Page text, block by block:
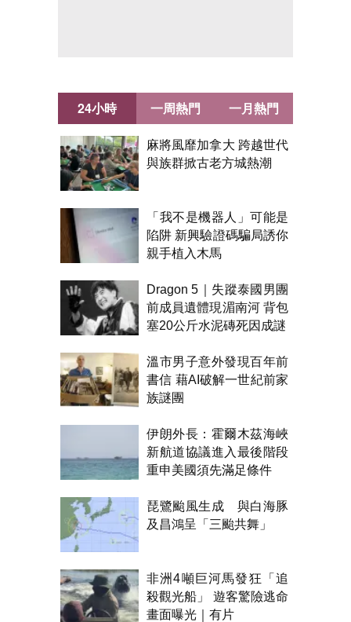
24小時
麻將風靡加拿大 跨越世代
與族群掀古老方城熱潮
「我不是機器人」可能是
陷阱 新興驗證碼騙局誘你
親手植入木馬
Dragon 5｜失蹤泰國男團
前成員遺體現湄南河 背包
塞20公斤水泥磚死因成謎
溫市男子意外發現百年前
書信 藉AI破解一世紀前家
族謎團
伊朗外長：霍爾木茲海峽
新航道協議進入最後階段
重申美國須先滿足條件
琵鷺颱風生成 與白海豚
及昌鴻呈「三颱共舞」
非洲4噸巨河馬發狂「追
殺觀光船」 遊客驚險逃命
畫面曝光｜有片
一周熱門 一月熱門